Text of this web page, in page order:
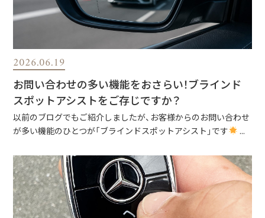
2026.06.19
お問い合わせの多い機能をおさらい！ブラインド
スポットアシストをご存じですか？
以前のブログでもご紹介しましたが、お客様からのお問い合わせ
が多い機能のひとつが「ブラインドスポットアシスト」です
...